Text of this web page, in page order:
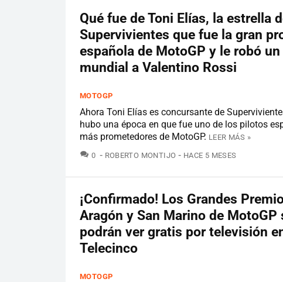
Qué fue de Toni Elías, la estrella
Supervivientes que fue la gran
española de MotoGP y le robó un
mundial a Valentino Rossi
MOTOGP
Ahora Toni Elías es concursante de
hubo una época en que fue uno de los pilotos
más prometedores de MotoGP. LEER MÁS »
0 COMENTARIOS
ROBERTO MONTIJO HACE 5 MESES
¡Confirmado! Los Grandes
Aragón y San Marino de MotoGP
podrán ver gratis por televisión
Telecinco
MOTOGP